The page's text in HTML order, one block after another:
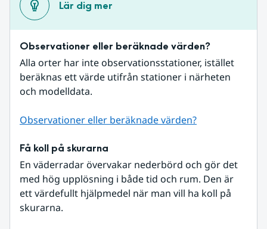
Lär dig mer
Observationer eller beräknade värden?
Alla orter har inte observationsstationer, istället
beräknas ett värde utifrån stationer i närheten
och modelldata.
Observationer eller beräknade värden?
Få koll på skurarna
En väderradar övervakar nederbörd och gör det
med hög upplösning i både tid och rum. Den är
ett värdefullt hjälpmedel när man vill ha koll på
skurarna.